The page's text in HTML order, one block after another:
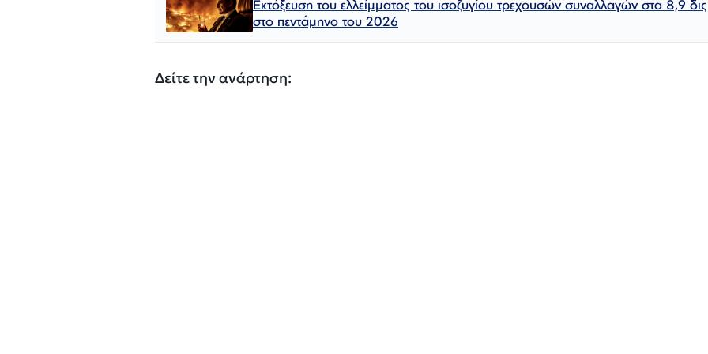
Εκτόξευση του ελλείμματος του ισοζυγίου τρεχουσών συναλλαγών στα 8,9
στο πεντάμηνο του 2026
Δείτε την ανάρτηση: